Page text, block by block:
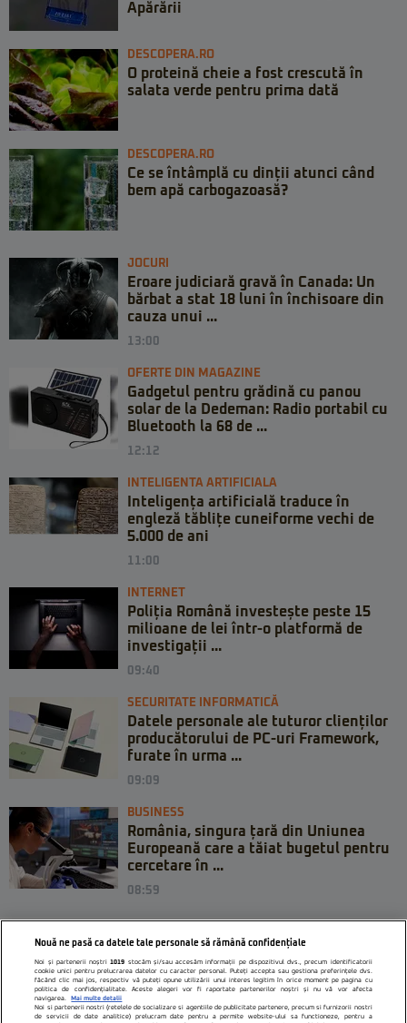
Apărării
DESCOPERA.RO
O proteină cheie a fost crescută în
salata verde pentru prima dată
DESCOPERA.RO
Ce se întâmplă cu dinții atunci când
bem apă carbogazoasă?
JOCURI
Eroare judiciară gravă în Canada: Un
bărbat a stat 18 luni în închisoare din
cauza unui ...
13:00
OFERTE DIN MAGAZINE
Gadgetul pentru grădină cu panou
solar de la Dedeman: Radio portabil cu
Bluetooth la 68 de ...
12:12
INTELIGENTA ARTIFICIALA
Inteligența artificială traduce în
engleză tăblițe cuneiforme vechi de
5.000 de ani
11:00
INTERNET
Poliția Română investește peste 15
milioane de lei într-o platformă de
investigații ...
09:40
SECURITATE INFORMATICĂ
Datele personale ale tuturor clienților
producătorului de PC-uri Framework,
furate în urma ...
09:09
BUSINESS
România, singura țară din Uniunea
Europeană care a tăiat bugetul pentru
cercetare în ...
08:59
Nouă ne pasă ca datele tale personale să rămână confidențiale
Noi și partenerii noștri1019 stocăm și/sau accesăm informații pe dispozitivul dvs., precum identificatorii
cookie unici pentru prelucrarea datelor cu caracter personal. Puteți accepta sau gestiona preferințele dvs.
făcând clic mai jos, respectiv vă puteți opune utilizării unui interes legitim în orice moment pe pagina cu
politica de confidențialitate. Aceste alegeri vor fi raportate partenerilor noștri și nu vă vor afecta
navigarea.
Mai multe detalii
Noi si partenerii nostri (retelele de socializare si agentiile de publicitate partenere, precum si furnizorii nostri
de servicii de date analitice) prelucram date pentru a permite website-ului sa functioneze, pentru a